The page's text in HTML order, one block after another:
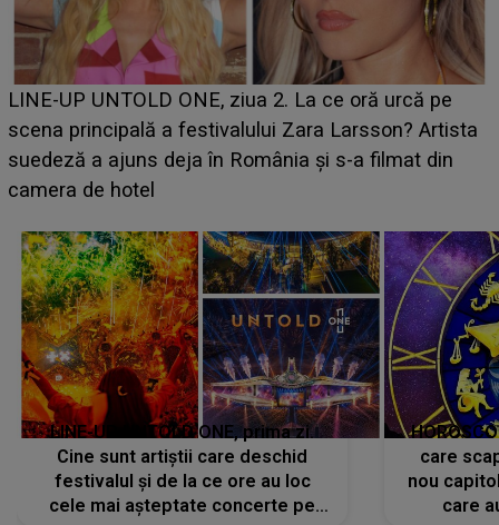
Ce a dezvăluit noua concurentă din "Casa Iubirii" l-a
luat prin surprindere pe Emanuel. CINE ESTE
BĂIATUL VIZAT de Alexandra?! Aflându-se în fața
faptului împlinit, A RECUNOSCUT IMEDIAT: "Am
LINE-UP UNTOLD ONE, prima zi.
Cine sunt artiștii care deschid
festivalul și de la ce ore au loc
cele mai așteptate concerte pe
care
nou
care